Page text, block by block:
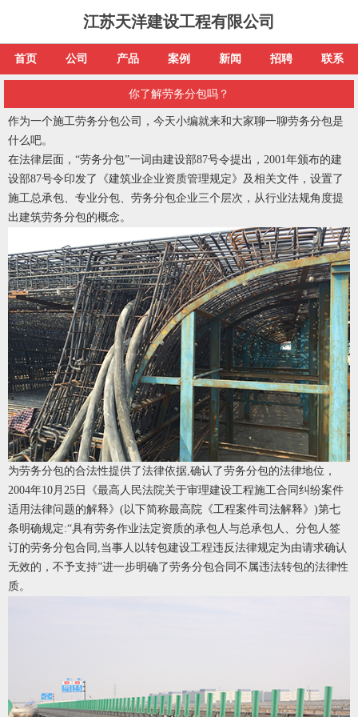
江苏天洋建设工程有限公司
首页 公司 产品 案例 新闻 招聘 联系
你了解劳务分包吗？
作为一个施工劳务分包公司，今天小编就来和大家聊一聊劳务分包是
什么吧。
在法律层面，“劳务分包”一词由建设部87号令提出，2001年颁布的建
设部87号令印发了《建筑业企业资质管理规定》及相关文件，设置了
施工总承包、专业分包、劳务分包企业三个层次，从行业法规角度提
出建筑劳务分包的概念。
为劳务分包的合法性提供了法律依据,确认了劳务分包的法律地位，
2004年10月25日《最高人民法院关于审理建设工程施工合同纠纷案件
适用法律问题的解释》(以下简称最高院《工程案件司法解释》)第七
条明确规定:“具有劳务作业法定资质的承包人与总承包人、分包人签
订的劳务分包合同,当事人以转包建设工程违反法律规定为由请求确认
无效的，不予支持”进一步明确了劳务分包合同不属违法转包的法律性
质。